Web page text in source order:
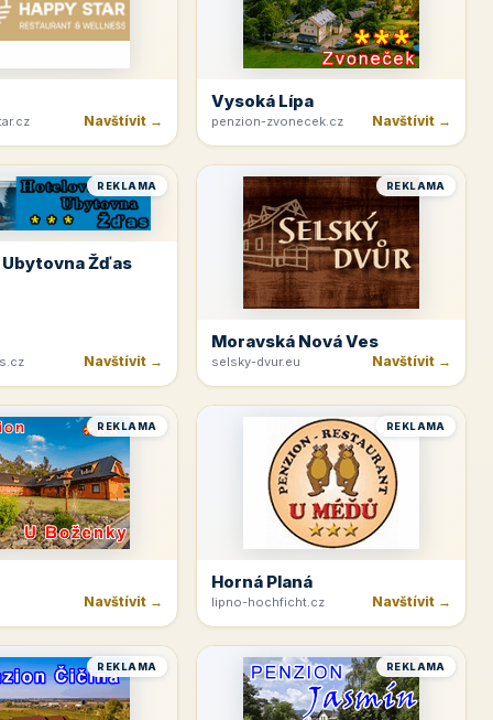
Navštívit →
Vysoká Lípa
penzion-zvonecek.cz Navštívit →
REKLAMA
Žďas
Navštívit →
REKLAMA
Moravská Nová Ves
selsky-dvur.eu Navštívit →
REKLAMA
Navštívit →
REKLAMA
Horná Planá
lipno-hochficht.cz Navštívit →
REKLAMA REKLAMA